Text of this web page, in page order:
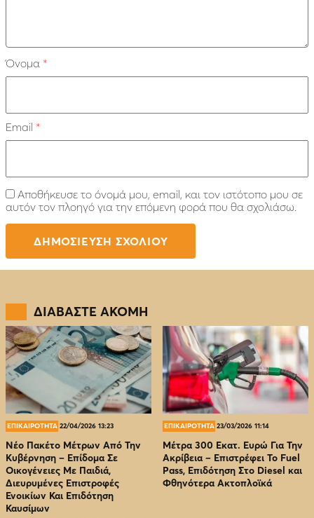
Όνομα *
Email *
Αποθήκευσε το όνομά μου, email, και τον ιστότοπο μου σε
αυτόν τον πλοηγό για την επόμενη φορά που θα σχολιάσω.
ΔΙΑΒΑΣΤΕ ΑΚΟΜΗ
ΕΠΙΚΑΙΡΟΤΗΤΑ 22/04/2026 13:23
Νέο Πακέτο Μέτρων Από Την
Κυβέρνηση – Επίδομα Σε
Οικογένειες Με Παιδιά,
Διευρυμένες Επιστροφές
Ενοικίων Και Επιδότηση
Καυσίμων
ΕΠΙΚΑΙΡΟΤΗΤΑ 23/03/2026 11:14
Μέτρα 300 Εκατ. Ευρώ Για Την
Ακρίβεια – Επιστρέφει Το Fuel
Pass, Επιδότηση Στο Diesel και
Φθηνότερα Ακτοπλοϊκά